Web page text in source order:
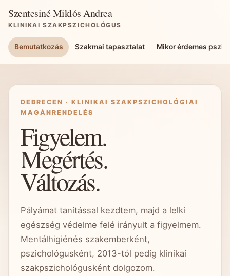
Szentesiné Miklós Andrea
KLINIKAI SZAKPSZICHOLÓGUS
Bemutatkozás Szakmai tapasztalat Mikor érdemes
DEBRECEN · KLINIKAI SZAKPSZICHOLÓGIAI
MAGÁNRENDELÉS
Figyelem.
Megértés.
Változás.
Pályámat tanítással kezdtem, majd a lelki
egészség védelme felé irányult a figyelmem.
Mentálhigiénés szakemberként,
pszichológusként, 2013-tól pedig klinikai
szakpszichológusként dolgozom.